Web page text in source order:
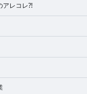
アレコレ⁈